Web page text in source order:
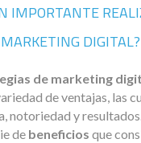
IMPORTANTE
DIGITAL?
de marketing
de ventajas, las
notoriedad y
de beneficios que